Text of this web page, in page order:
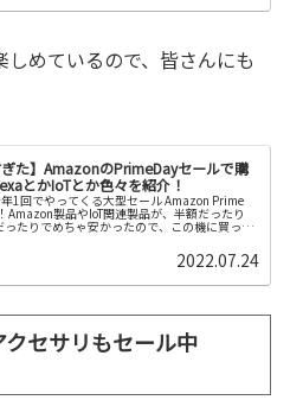
めているので、皆さんにも
ぎた】AmazonのPrimeDayセールで購
とかIoTとか色々を紹介！
1回でやってくる大型セール Amazon Prime
Amazon製品やIoT関連製品が、半額だったり
ったりでめちゃ安かったので、この機に買っち
2022.07.24
セサリもセール中